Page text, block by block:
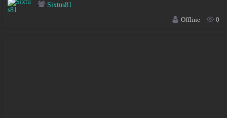
Sixtus81
Offline
0